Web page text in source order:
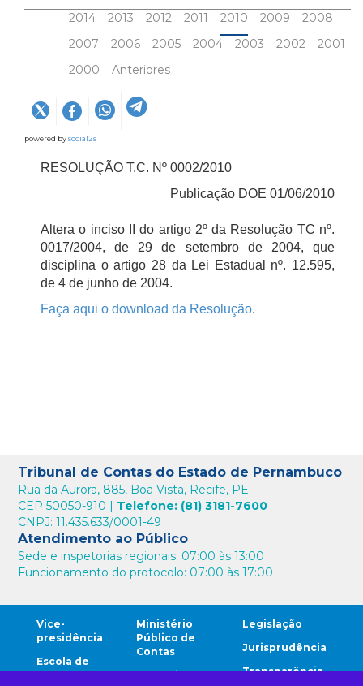
2014
2013 2012 2011 2010 2009
2008
2007
2006 2005 2004 2003 2002
2001
2000
Anteriores
powered bysocial2s
RESOLUÇÃO T.C. Nº 0002/2010
Publicação DOE 01/06/2010
Altera o inciso II do artigo 2º da Resolução TC nº.
0017/2004, de 29 de setembro de 2004, que
disciplina o artigo 28 da Lei Estadual nº. 12.595,
de 4 de junho de 2004.
Faça aqui o download da Resolução.
Tribunal de Contas do Estado de Pernambuco
Rua da Aurora, 885, Boa Vista, Recife, PE
CEP 50050-910 | Telefone: (81) 3181-7600
CNPJ: 11.435.633/0001-49
Atendimento ao Público
Sede e inspetorias regionais: 07:00 às 13:00
Funcionamento do protocolo: 07:00 às 17:00
Vice-
presidência
Escola de
Contas
Ministério
Público de
Contas
Comunicação
Legislação
Jurisprudência
Transparência